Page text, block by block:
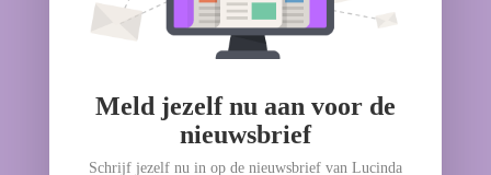
Geschilleninstantie
Meld jezelf nu aan voor de
nieuwsbrief
Schrijf jezelf nu in op de nieuwsbrief van Lucinda